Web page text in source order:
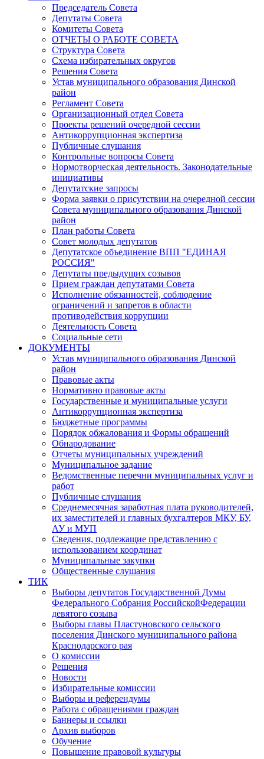
Председатель Совета
Депутаты Совета
Комитеты Совета
ОТЧЕТЫ О РАБОТЕ СОВЕТА
Структура Совета
Схема избирательных округов
Решения Совета
Устав муниципального образования Динской
район
Регламент Совета
Организационный отдел Совета
Проекты решений очередной сессии
Антикоррупционная экспертиза
Публичные слушания
Контрольные вопросы Совета
Нормотворческая деятельность. Законодательные
инициативы
Депутатские запросы
Форма заявки о присутствии на очередной сессии
Совета муниципального образования Динской
район
План работы Совета
Совет молодых депутатов
Депутатское объединение ВПП "ЕДИНАЯ
РОССИЯ"
Депутаты предыдущих созывов
Прием граждан депутатами Совета
Исполнение обязанностей, соблюдение
ограничений и запретов в области
противодействия коррупции
Деятельность Совета
Социальные сети
ДОКУМЕНТЫ
Устав муниципального образования Динской
район
Правовые акты
Нормативно правовые акты
Государственные и муниципальные услуги
Антикоррупционная экспертиза
Бюджетные программы
Порядок обжалования и Формы обращений
Обнародование
Отчеты муниципальных учреждений
Муниципальное задание
Ведомственные перечни муниципальных услуг и
работ
Публичные слушания
Среднемесячная заработная плата руководителей,
их заместителей и главных бухгалтеров МКУ, БУ,
АУ и МУП
Сведения, подлежащие представлению с
использованием координат
Муниципальные закупки
Общественные слушания
ТИК
Выборы депутатов Государственной Думы
Федерального Собрания РоссийскойФедерации
девятого созыва
Выборы главы Пластуновского сельского
поселения Динского муниципального района
Краснодарского рая
О комиссии
Решения
Новости
Избирательные комиссии
Выборы и референдумы
Работа с обращениями граждан
Баннеры и ссылки
Архив выборов
Обучение
Повышение правовой культуры